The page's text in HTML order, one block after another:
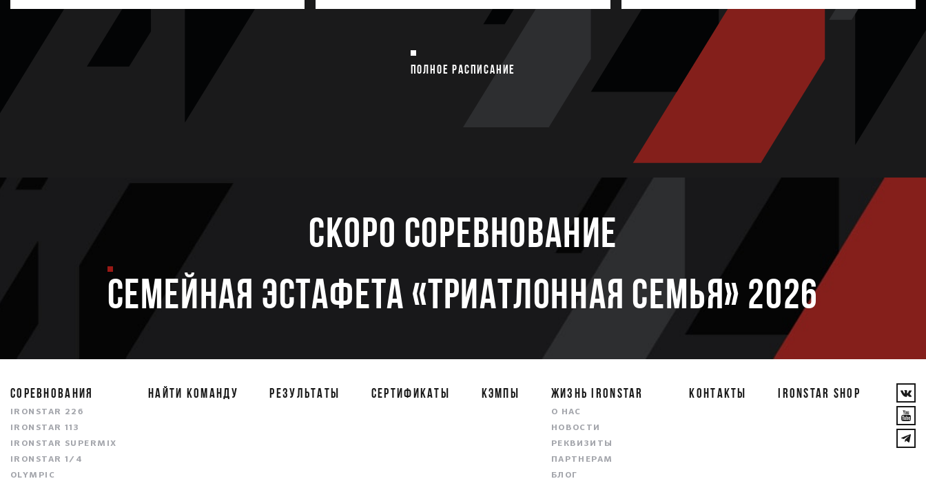
ПОЛНОЕ РАСПИСАНИЕ
Скоро соревнование
Семейная эстафета «Триатлонная семья» 2026
СОРЕВНОВАНИЯ
IRONSTAR 226
IRONSTAR 113
IRONSTAR SUPERMIX
IRONSTAR 1/4
OLYMPIC
НАЙТИ КОМАНДУ РЕЗУЛЬТАТЫ СЕРТИФИКАТЫ КЭМПЫ ЖИЗНЬ IRONSTAR
О НАС
НОВОСТИ
РЕКВИЗИТЫ
ПАРТНЕРАМ
БЛОГ
КОНТАКТЫ IRONSTAR SHOP